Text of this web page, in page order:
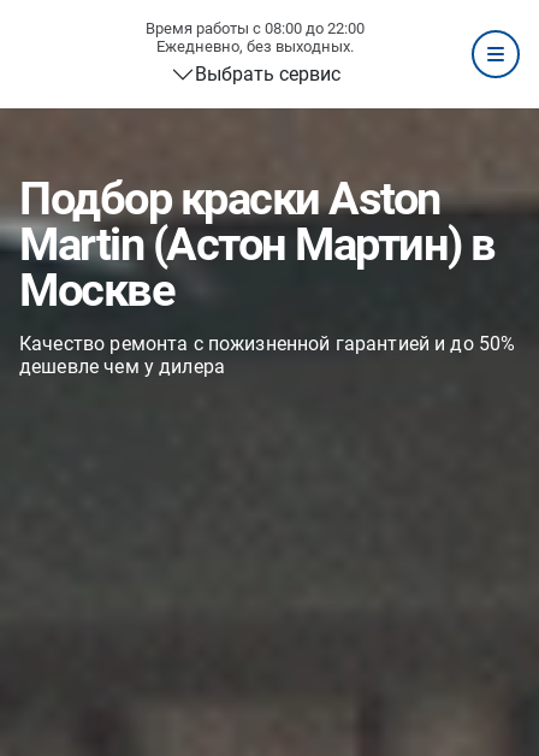
Время работы с 08:00 до 22:00
Ежедневно, без выходных.
Выбрать сервис
Подбор краски Aston
Martin (Астон Мартин) в
Москве
Качество ремонта с пожизненной гарантией и до 50%
дешевле чем у дилера